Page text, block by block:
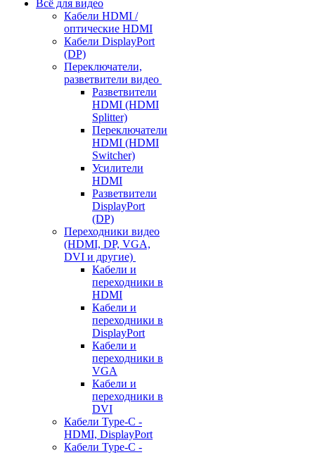
Всё для видео
Кабели HDMI /
оптические HDMI
Кабели DisplayPort
(DP)
Переключатели,
разветвители видео
Разветвители
HDMI (HDMI
Splitter)
Переключатели
HDMI (HDMI
Switcher)
Усилители
HDMI
Разветвители
DisplayPort
(DP)
Переходники видео
(HDMI, DP, VGA,
DVI и другие)
Кабели и
переходники в
HDMI
Кабели и
переходники в
DisplayPort
Кабели и
переходники в
VGA
Кабели и
переходники в
DVI
Кабели Type-C -
HDMI, DisplayPort
Кабели Type-C -